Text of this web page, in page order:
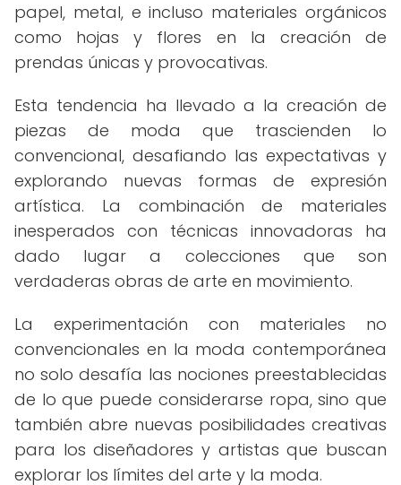
papel, metal, e incluso materiales orgánicos
como hojas y flores en la creación de
prendas únicas y provocativas.
Esta tendencia ha llevado a la creación de
piezas de moda que trascienden lo
convencional, desafiando las expectativas y
explorando nuevas formas de expresión
artística. La combinación de materiales
inesperados con técnicas innovadoras ha
dado lugar a colecciones que son
verdaderas obras de arte en movimiento.
La experimentación con materiales no
convencionales en la moda contemporánea
no solo desafía las nociones preestablecidas
de lo que puede considerarse ropa, sino que
también abre nuevas posibilidades creativas
para los diseñadores y artistas que buscan
explorar los límites del arte y la moda.